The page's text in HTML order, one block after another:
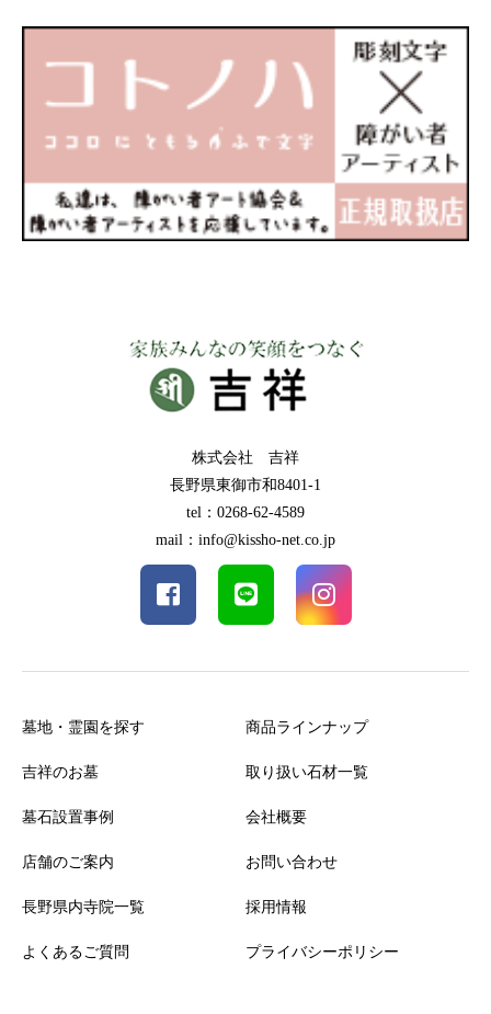
株式会社 吉祥
長野県東御市和8401-1
tel：0268-62-4589
mail：info@kissho-net.co.jp
墓地・霊園を探す
吉祥のお墓
墓石設置事例
店舗のご案内
長野県内寺院一覧
よくあるご質問
商品ラインナップ
取り扱い石材一覧
会社概要
お問い合わせ
採用情報
プライバシーポリシー